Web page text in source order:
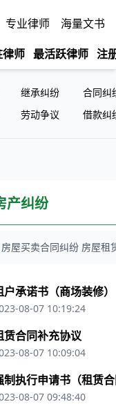
专业律师
海量文书
师 最活跃律师 注
继承纠纷
合同纠
劳动争议 借款纠
产纠纷
房屋买卖合同纠纷 房屋租
户承诺书（商场装修）
08-07 10:19:24
赁合同补充协议
08-07 10:09:04
制执行申请书（租赁
08-07 09:48:40